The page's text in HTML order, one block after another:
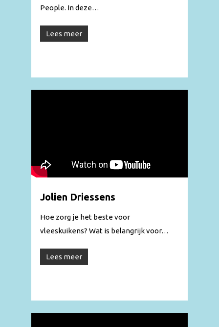
People. In deze…
Lees meer
Jolien Driessens
Hoe zorg je het beste voor
vleeskuikens? Wat is belangrijk voor…
Lees meer